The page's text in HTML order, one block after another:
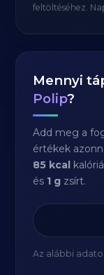
feltöltéséhez.
Mennyi
Polip?
Add meg a
értékek
85 kcal
és 1 g zsírt.
Az alábbi